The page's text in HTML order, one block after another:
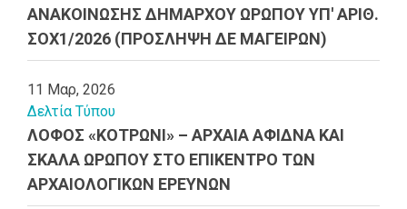
ΑΝΑΚΟΙΝΩΣΗΣ ΔΗΜΑΡΧΟΥ ΩΡΩΠΟΥ ΥΠ' ΑΡΙΘ.
ΣΟΧ1/2026 (ΠΡΟΣΛΗΨΗ ΔΕ ΜΑΓΕΙΡΩΝ)
11 Μαρ, 2026
Δελτία Τύπου
ΛΟΦΟΣ «ΚΟΤΡΩΝΙ» – ΑΡΧΑΙΑ ΑΦΙΔΝΑ ΚΑΙ
ΣΚΑΛΑ ΩΡΩΠΟΥ ΣΤΟ ΕΠΙΚΕΝΤΡΟ ΤΩΝ
ΑΡΧΑΙΟΛΟΓΙΚΩΝ ΕΡΕΥΝΩΝ